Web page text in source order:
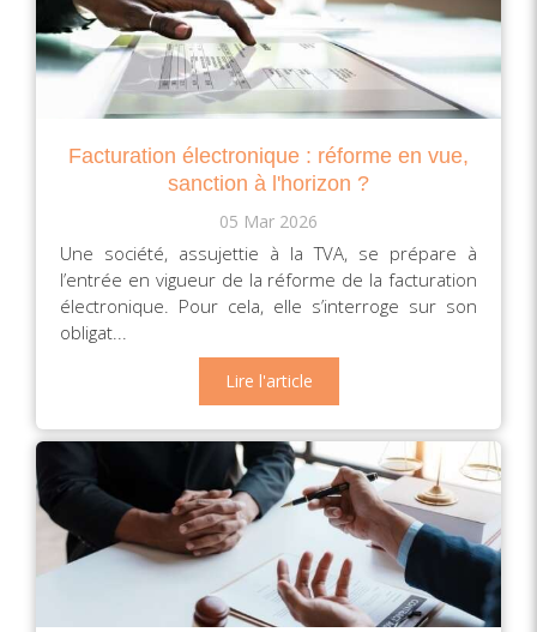
Facturation électronique : réforme en vue,
sanction à l'horizon ?
05 Mar 2026
Une société, assujettie à la TVA, se prépare à
l’entrée en vigueur de la réforme de la facturation
électronique. Pour cela, elle s’interroge sur son
obligat...
Lire l'article